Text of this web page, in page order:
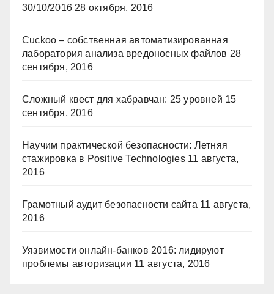
30/10/2016 28 октября, 2016
Cuckoo – собственная автоматизированная
лаборатория анализа вредоносных файлов 28
сентября, 2016
Сложный квест для хабравчан: 25 уровней 15
сентября, 2016
Научим практической безопасности: Летняя
стажировка в Positive Technologies 11 августа,
2016
Грамотный аудит безопасности сайта 11 августа,
2016
Уязвимости онлайн-банков 2016: лидируют
проблемы авторизации 11 августа, 2016